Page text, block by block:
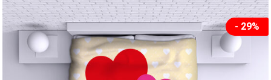
- 29%